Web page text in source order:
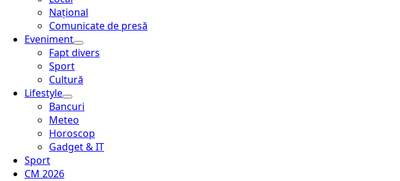
Național
Comunicate de presă
Eveniment
Fapt divers
Sport
Cultură
Lifestyle
Bancuri
Meteo
Horoscop
Gadget & IT
Sport
CM 2026